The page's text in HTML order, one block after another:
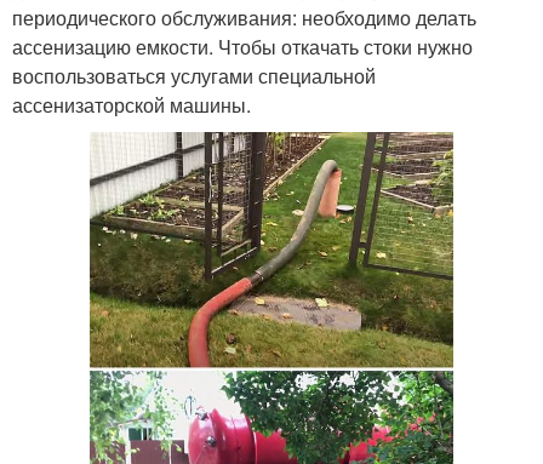
периодического обслуживания: необходимо делать
ассенизацию емкости. Чтобы откачать стоки нужно
воспользоваться услугами специальной
ассенизаторской машины.